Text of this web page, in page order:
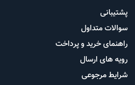
پشتیب​​انی
سوالات متداول
راهنمای خرید و پرداخت
رویه های ارسال
شرایط مرجوعی